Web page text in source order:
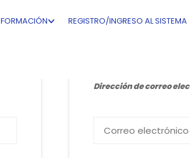
FORMACIÓN REGISTRO/INGRESO AL SISTEMA
Dirección de correo